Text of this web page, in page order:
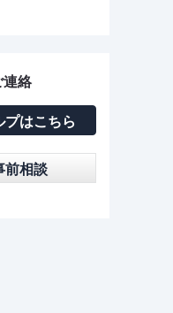
連絡
プはこちら
前相談